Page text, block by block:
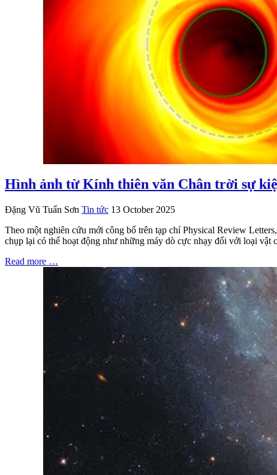
Hình ảnh từ Kính thiên văn Chân trời sự
Đặng Vũ Tuấn Sơn Tin tức 13 October 2025
Theo một nghiên cứu mới công bố trên tạp chí Physical Review
chụp lại có thể hoạt động như những máy dò cực nhạy đối với loại
Read more …